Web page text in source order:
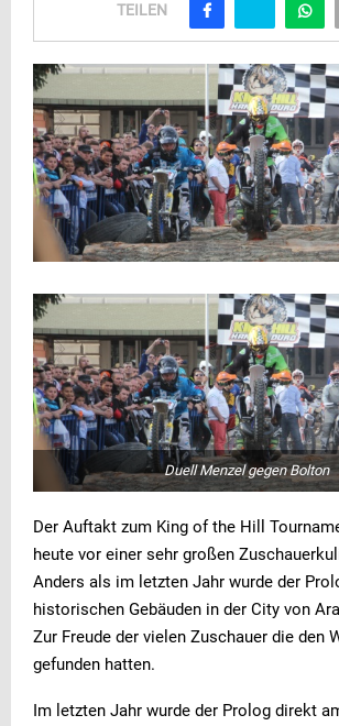
TEILEN
Duell Menzel gegen Bolton
Der Auftakt zum King of the Hill
heute vor einer sehr großen
Anders als im letzten Jahr wurde der
historischen Gebäuden in der City von
Zur Freude der vielen Zuschauer die den
gefunden hatten.
Im letzten Jahr wurde der Prolog direkt